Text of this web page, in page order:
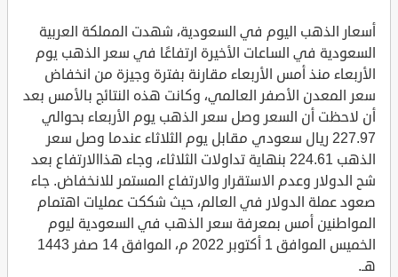
أسعار الذهب اليوم في السعودية، شهدت المملكة العربية
السعودية في الساعات الأخيرة ارتفاعًا في سعر الذهب يوم
الأربعاء منذ أمس الأربعاء مقارنة بفترة وجيزة من انخفاض
سعر المعدن الأصفر العالمي، وكانت هذه النتائج بالأمس بعد
أن لاحظت أن السعر وصل سعر الذهب يوم الأربعاء بحوالي
227.97 ريال سعودي مقابل يوم الثلاثاء عندما وصل سعر
الذهب 224.61 بنهاية تداولات الثلاثاء، وجاء هذاالارتفاع بعد
شح الدولار وعدم الاستقرار والارتفاع المستمر للانخفاض. جاء
صعود عملة الدولار في العالم، حيث شككت عمليات اهتمام
المواطنين أمس بمعرفة سعر الذهب في السعودية ليوم
الخميس الموافق 1 أكتوبر 2022 م، الموافق 14 صفر 1443
هـ.